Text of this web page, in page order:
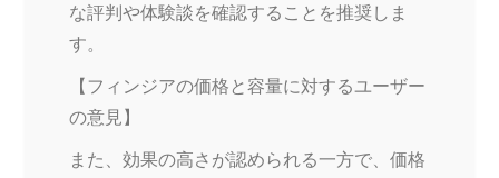
な評判や体験談を確認することを推奨しま
す。
【フィンジアの価格と容量に対するユーザー
の意見】
また、効果の高さが認められる一方で、価格